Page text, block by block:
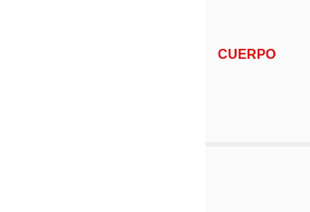
CUERPO